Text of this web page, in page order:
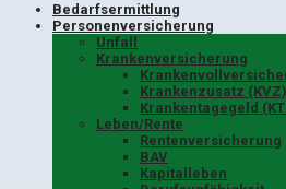
Bedarfsermittlung
Personenversicherung
Unfall
Krankenversicherung
Krankenzusatz (KVZ)
Krankentagegeld
Leben/Rente
Rentenversicherung
BAV
Kapitalleben